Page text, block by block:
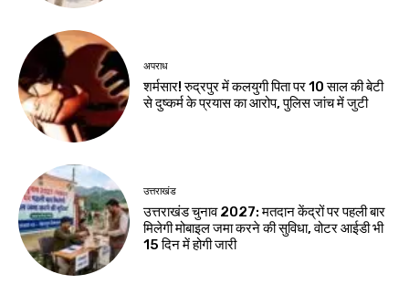
अपराध
शर्मसार! रुद्रपुर में कलयुगी पिता पर 10 साल की बेटी
से दुष्कर्म के प्रयास का आरोप, पुलिस जांच में जुटी
उत्तराखंड
उत्तराखंड चुनाव 2027: मतदान केंद्रों पर पहली बार
मिलेगी मोबाइल जमा करने की सुविधा, वोटर आईडी भी
15 दिन में होगी जारी